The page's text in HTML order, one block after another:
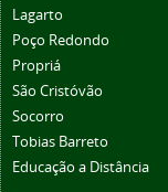
Lagarto
Poço Redondo
Propriá
São Cristóvão
Socorro
Tobias Barreto
Educação a Distância